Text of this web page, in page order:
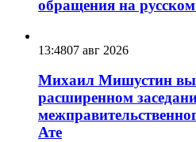
обращения на
13:4807 авг 2026
Михаил Мишустин
расширенном
Ате